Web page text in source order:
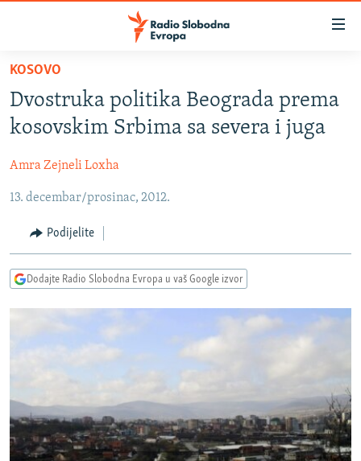
Pređite
glavni
sadržaj
na
navigaciju
Pređite
pretragu
BOSNA I HERCEGOVINA
KOSOVO
CRNA GORA
VIZUELNO
FOTOGALERIJE
INFOGRAFIKE
PODCASTI
RAT U UKRAJINI
KINA NA BALKANU
RSE PRIČE IZ SVIJETA
DNEVNO@RSE
SPECIJALI RSE
KOSOVO
Dvostruka politika Beograda prema
kosovskim Srbima sa severa i juga
Amra Zejneli Loxha
13. decembar/prosinac, 2012.
Podijelite
Dodajte Radio Slobodna Evropa u vaš Google izvor